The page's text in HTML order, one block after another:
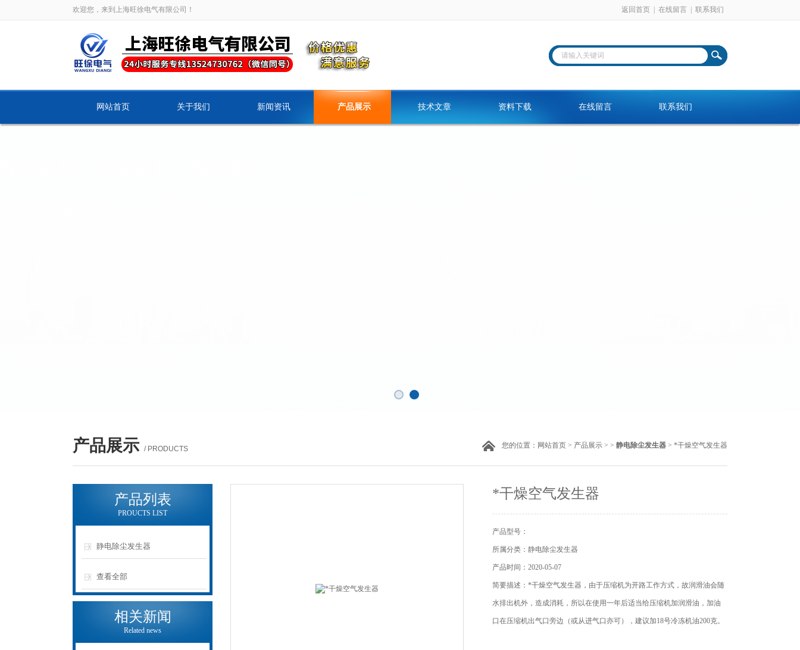
欢迎您，来到上海旺徐电气有限公司！ 返回首页 在线留言 联系我们
网站首页 关于我们 新闻资讯 产品展示 技术文章 资料下载 在线留言 联系我们
产品展示 / PRODUCTS 您的位置： 网站首页 > 产品展示 > > 静电除尘发生器 > *干燥空气发生器
产品列表
PROUCTS LIST
静电除尘发生器
查看全部
相关新闻
Related news
*干燥空气发生器
产品型号：
所属分类：静电除尘发生器
产品时间：2020-05-07
简要描述：*干燥空气发生器，由于压缩机为开路工作方式，故润滑油会随
水排出机外，造成消耗，所以在使用一年后适当给压缩机加润滑油，加油
口在压缩机出气口旁边（或从进气口亦可），建议加18号冷冻机油200克。